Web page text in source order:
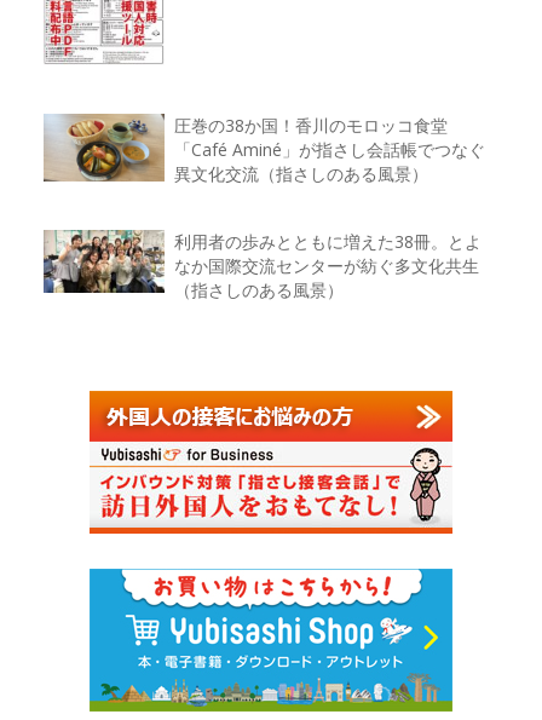
圧巻の38か国！香川のモロッコ食堂
「Café Aminé」が指さし会話帳でつなぐ
異文化交流（指さしのある風景）
利用者の歩みとともに増えた38冊。とよ
なか国際交流センターが紡ぐ多文化共生
（指さしのある風景）